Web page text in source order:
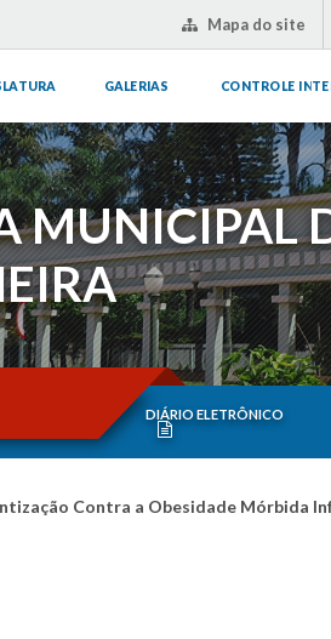
Mapa do site
GALERIAS CONTROLE
MUNICIPAL
DIÁRIO ELETRÔNICO
Contra a Obesidade Mórbida